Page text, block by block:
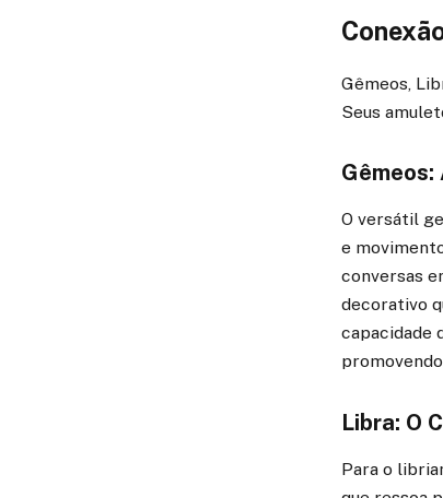
Gêmeos,
Seus
Gêmeos:
O versátil
e
conversas
decorativo
capacidade
Libra: O
Para o